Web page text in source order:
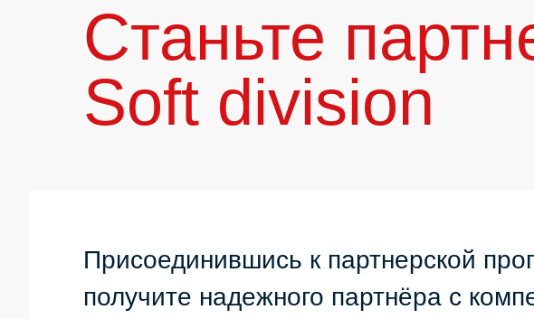
Станьте
Soft division
Присоединившись к партнерской
получите надежного партнёра с